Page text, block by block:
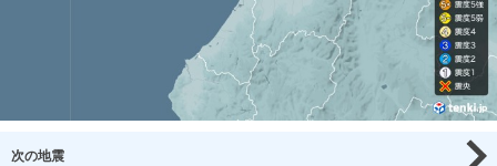
次の地震